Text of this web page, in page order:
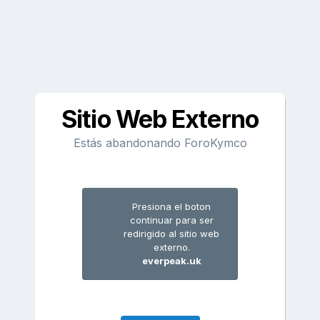
Sitio Web Externo
Estás abandonando ForoKymco
Presiona el boton
continuar para ser
redirigido al sitio web
externo.
everpeak.uk